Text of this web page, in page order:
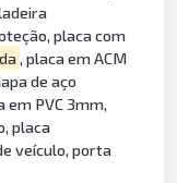
placa com
, placa em ACM
de aço
em PVC 3mm,
placa
veículo, porta